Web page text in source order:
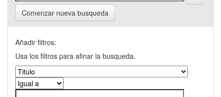
Comenzar nueva busqueda
Añadir filtros:
Usa los filtros para afinar la busqueda.